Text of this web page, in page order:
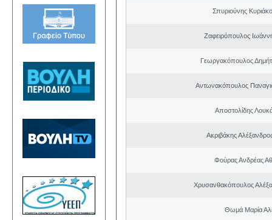
Σπυριούνης
Ζαφειρόπουλος
Γεωργακόπουλος
Αντωνακόπουλος
Αποστολίδης
Ακριβάκης
Φούρας Ανδρέας
Χρυσανθακόπουλος
Θωμά Μαρία